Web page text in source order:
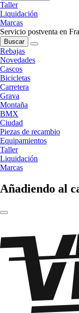
Taller
Liquidación
Marcas
Servicio postventa en
Buscar
Rebajas
Novedades
Cascos
Bicicletas
Carretera
Grava
Montaña
BMX
Ciudad
Piezas de recambio
Equipamientos
Taller
Liquidación
Marcas
Añadiendo al